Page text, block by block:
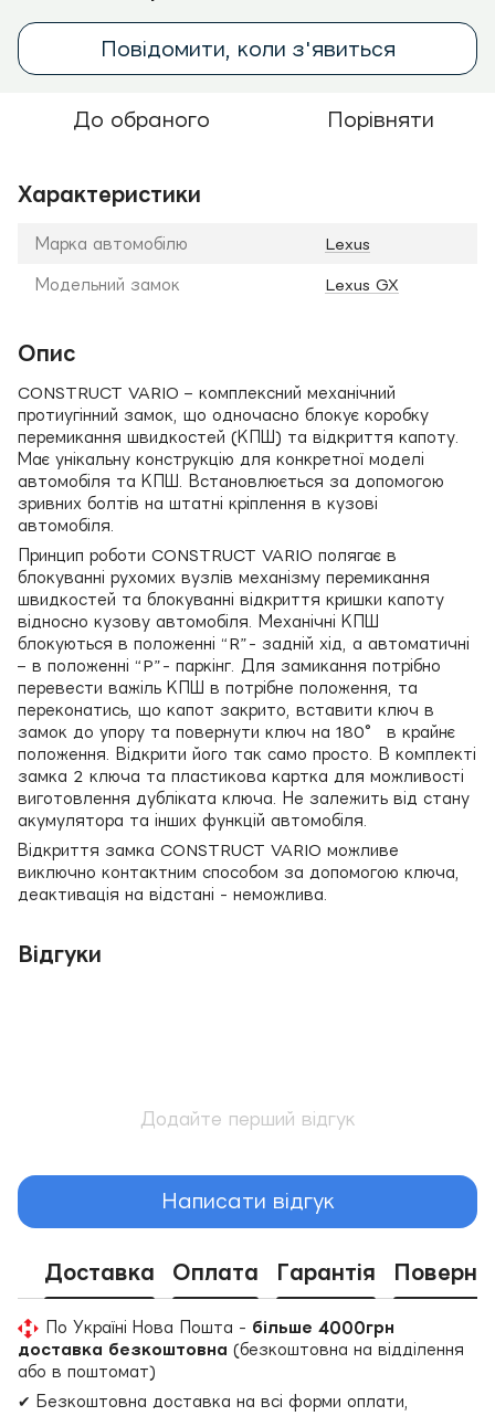
Повідомити, коли з'явиться
До обраного Порівняти
Характеристики
Марка автомобілю Lexus
Модельний замок Lexus GX
Опис
CONSTRUCT VARIO – комплексний механічний
протиугінний замок, що одночасно блокує коробку
перемикання швидкостей (КПШ) та відкриття капоту.
Має унікальну конструкцію для конкретної моделі
автомобіля та КПШ. Встановлюється за допомогою
зривних болтів на штатні кріплення в кузові
автомобіля.
Принцип роботи CONSTRUCT VARIO полягає в
блокуванні рухомих вузлів механізму перемикання
швидкостей та блокуванні відкриття кришки капоту
відносно кузову автомобіля. Механічні КПШ
блокуються в положенні “R”- задній хід, а автоматичні
– в положенні “P”- паркінг. Для замикання потрібно
перевести важіль КПШ в потрібне положення, та
переконатись, що капот закрито, вставити ключ в
замок до упору та повернути ключ на 180° в крайнє
положення. Відкрити його так само просто. В комплекті
замка 2 ключа та пластикова картка для можливості
виготовлення дубліката ключа. Не залежить від стану
акумулятора та інших функцій автомобіля.
Відкриття замка CONSTRUCT VARIO можливе
виключно контактним способом за допомогою ключа,
деактивація на відстані - неможлива.
Відгуки
Додайте перший відгук
Написати відгук
Доставка Оплата Гарантія
По Україні Нова Пошта - більше 4000грн
доставка безкоштовна (безкоштовна на відділення
або в поштомат)
✔ Безкоштовна доставка на всі форми оплати,